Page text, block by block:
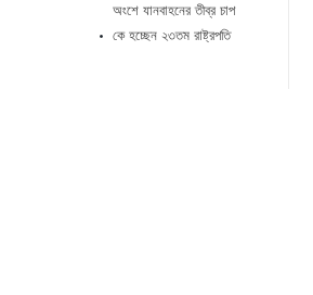
অংশে যানবাহনের তীব্র চাপ
কে হচ্ছেন ২৩তম রাষ্ট্রপতি